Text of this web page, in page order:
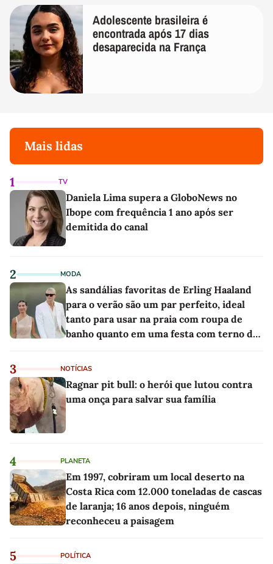
Adolescente brasileira é
encontrada após 17 dias
desaparecida na França
Mais lidas
1 TV
Daniela Lima supera a GloboNews no
Ibope com frequência 1 ano após ser
demitida do canal
2 MODA
As sandálias favoritas de Erling Haaland
para o verão são um par perfeito, ideal
tanto para usar na praia com roupa de
banho quanto em uma festa com terno de
3 NOTÍCIAS
Ragnar pit bull: o herói que lutou contra
uma onça para salvar sua família
4 PLANETA
Em 1997, cobriram um local deserto na
Costa Rica com 12.000 toneladas de cascas
de laranja; 16 anos depois, ninguém
reconheceu a paisagem
5 POLÍTICA